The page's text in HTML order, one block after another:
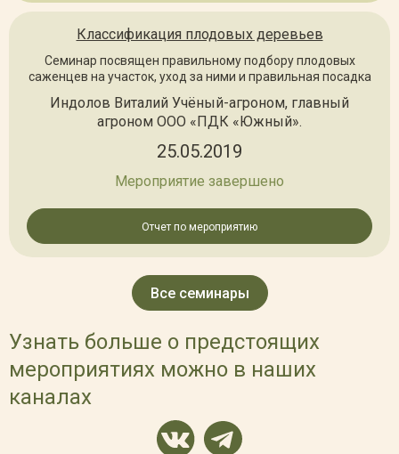
Классификация плодовых деревьев
Семинар посвящен правильному подбору плодовых
саженцев на участок, уход за ними и правильная посадка
Индолов Виталий Учёный-агроном, главный
агроном ООО «ПДК «Южный».
25.05.2019
Мероприятие завершено
Отчет по мероприятию
Все семинары
Узнать больше о предстоящих
мероприятиях можно в наших
каналах